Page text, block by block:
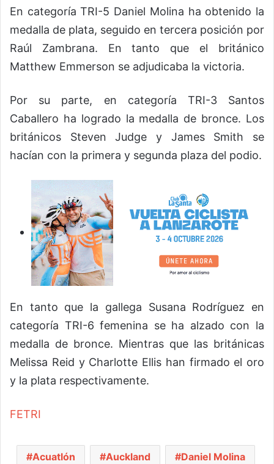
En categoría TRI-5 Daniel Molina ha obtenido la
medalla de plata, seguido en tercera posición por
Raúl Zambrana. En tanto que el británico
Matthew Emmerson se adjudicaba la victoria.
Por su parte, en categoría TRI-3 Santos
Caballero ha logrado la medalla de bronce. Los
británicos Steven Judge y James Smith se
hacían con la primera y segunda plaza del podio.
En tanto que la gallega Susana Rodríguez en
categoría TRI-6 femenina se ha alzado con la
medalla de bronce. Mientras que las británicas
Melissa Reid y Charlotte Ellis han firmado el oro
y la plata respectivamente.
FETRI
Acuatlón Auckland Daniel Molina